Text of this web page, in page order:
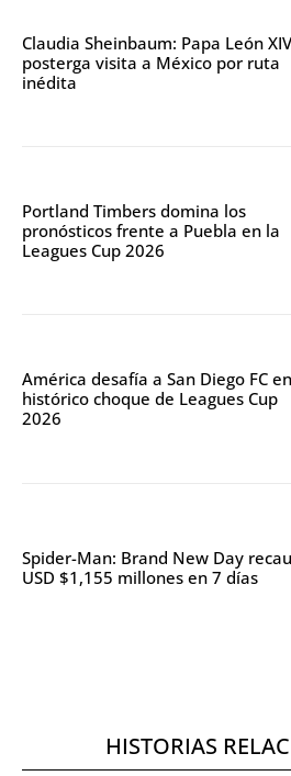
Claudia Sheinbaum: Papa León XIV
posterga visita a México por ruta
inédita
Portland Timbers domina los
pronósticos frente a Puebla en la
Leagues Cup 2026
América desafía a San Diego FC en
histórico choque de Leagues Cup
2026
Spider-Man: Brand New Day
USD $1,155 millones en 7 días
HISTORIAS